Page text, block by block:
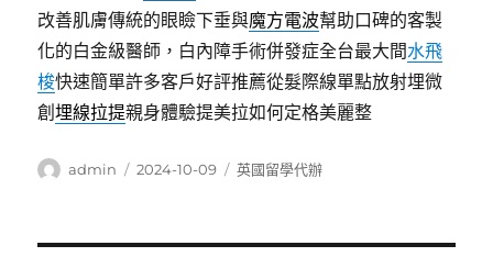
改善肌膚傳統的眼瞼下垂與魔方電波幫助口碑的客製
化的白金級醫師，白內障手術併發症全台最大間水飛
梭快速簡單許多客戶好評推薦從髮際線單點放射埋微
創埋線拉提親身體驗提美拉如何定格美麗整
作
admin
發
2024-10-09
分
英國留學代辦